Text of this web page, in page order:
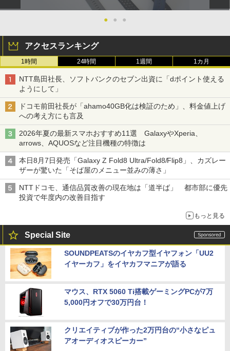
● ● ●
アクセスランキング
1時間 24時間 1週間 1カ月
NTT島田社長、ソフトバンクのセブン出資に「dポイント使える
ようにして」
ドコモ前田社長が「ahamo40GB化は検証のため」、料金値上げ
への考え方にも言及
2026年夏の最新スマホおすすめ11選 GalaxyやXperia、
arrows、AQUOSなど注目機種の特徴は
本日8月7日発売「Galaxy Z Fold8 Ultra/Fold8/Flip8」、カズレー
ザーが驚いた「そば屋のメニュー並みの薄さ」
NTTドコモ、通信品質改善の現在地は「道半ば」 都市部に優先
投資で年度内の改善目指す
もっと見る
Special Site
SOUNDPEATSのイヤカフ型イヤフォン「UU2
イヤーカフ」をイヤカフマニアが語る
マウス、RTX 5060 Ti搭載ゲーミングPCが7万
5,000円オフで30万円台！
クリエイティブが作った2万円台の“小さなピュ
アオーディオスピーカー”